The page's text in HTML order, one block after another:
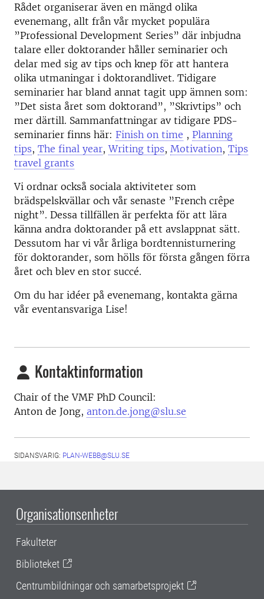
Rådet organiserar även en mängd olika
evenemang, allt från vår mycket populära
”Professional Development Series” där inbjudna
talare eller doktorander håller seminarier och
delar med sig av tips och knep för att hantera
olika utmaningar i doktorandlivet. Tidigare
seminarier har bland annat tagit upp ämnen som:
”Det sista året som doktorand”, ”Skrivtips” och
mer därtill. Sammanfattningar av tidigare PDS-
seminarier finns här: Finish on time , Planning
tips, The final year,Writing tips, Motivation, Tips
travel grants
Vi ordnar också sociala aktiviteter som
brädspelskvällar och vår senaste ”French crêpe
night”. Dessa tillfällen är perfekta för att lära
känna andra doktorander på ett avslappnat sätt.
Dessutom har vi vår årliga bordtennisturnering
för doktorander, som hölls för första gången förra
året och blev en stor succé.
Om du har idéer på evenemang, kontakta gärna
vår eventansvariga Lise!
Kontaktinformation
Chair of the VMF PhD Council:
Anton de Jong, anton.de.jong@slu.se
SIDANSVARIG: PLAN-WEBB@SLU.SE
Organisationsenheter
Fakulteter
Biblioteket
Centrumbildningar och samarbetsprojekt